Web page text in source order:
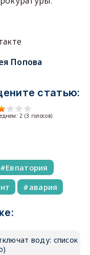
Попова
статью:
2 (3 голосов)
Евпатория
авария
воду: список